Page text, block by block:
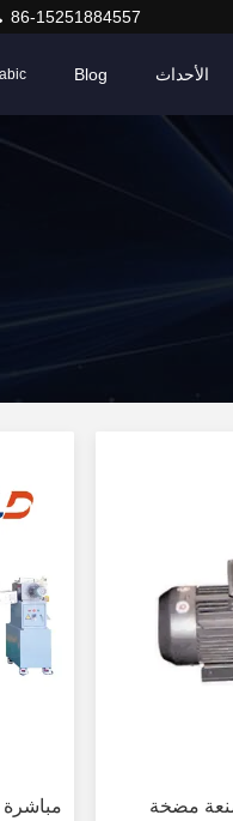
86-15251884557
الأحداث Blog
مضخة